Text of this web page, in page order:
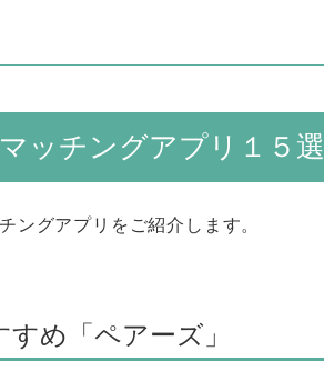
ッチングアプリ１５選
ングアプリをご紹介します。
め「ペアーズ」